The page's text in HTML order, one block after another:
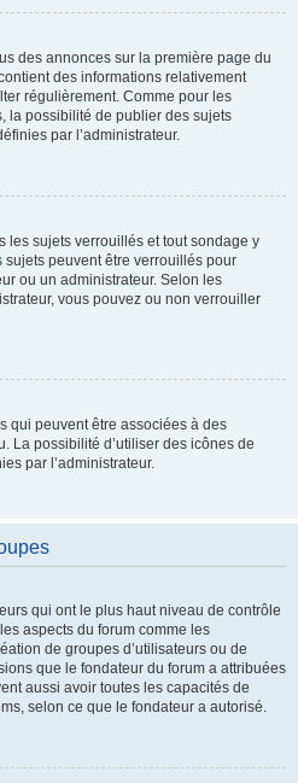
des annonces sur la première page du
des informations relativement
régulièrement. Comme pour les
la possibilité de publier des sujets
par l’administrateur.
les sujets verrouillés et tout sondage y
peuvent être verrouillés pour
ou un administrateur. Selon les
vous pouvez ou non verrouiller
qui peuvent être associées à des
La possibilité d’utiliser des icônes de
par l’administrateur.
qui ont le plus haut niveau de contrôle
aspects du forum comme les
de groupes d’utilisateurs ou de
que le fondateur du forum a attribuées
aussi avoir toutes les capacités de
selon ce que le fondateur a autorisé.